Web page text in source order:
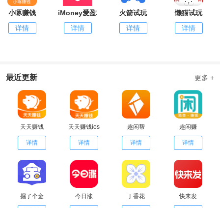
小啄赚钱
详情
iMoney爱盈利
详情
火箭试玩
详情
懒猫试玩
详情
最近更新 更多 +
天天赚钱
详情
天天赚钱ios
详情
趣闲帮
详情
趣闲赚
详情
掘了个金 今日涨 丁香花 快来发